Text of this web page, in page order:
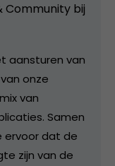
Community bij
aansturen van
onze
van
Samen
ervoor dat de
zijn van de